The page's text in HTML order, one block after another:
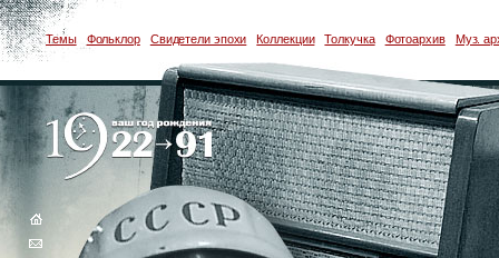
Темы Фольклор Свидетели эпохи Коллекции Толкучка Фотоархив Муз.